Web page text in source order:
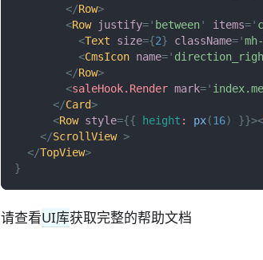
</Row>
<Row justify=' between' items='
<Text size={2} className='
<CmsIcon name='
</Row>
<saleHook.Render mark='
</Card>
<Row style={{ height : px(16) }}>
</ScrollView >
</TopView>
}
请查看UI库获取完整的帮助文档